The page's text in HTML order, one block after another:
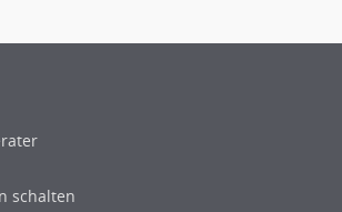
& Forschung
schalten